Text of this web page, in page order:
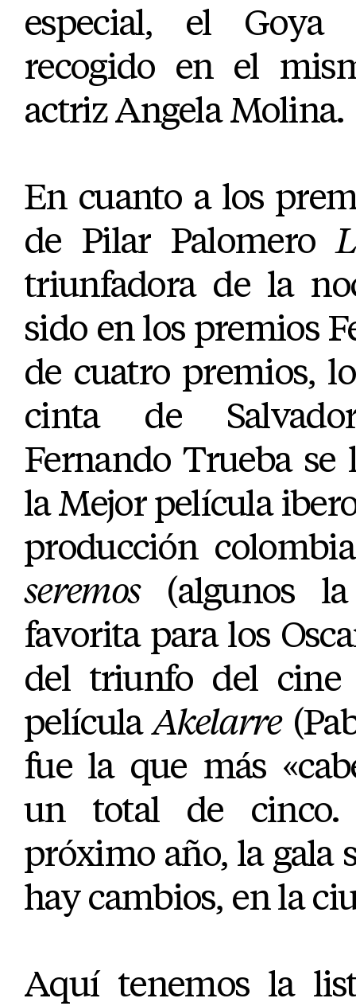
especial, el
recogido en el
actriz Angela Molina.
En cuanto a los
de Pilar Palomero
triunfadora de la
sido en los premios
de cuatro premios,
cinta de
Fernando Trueba
la Mejor película
producción
seremos(algunos la
favorita para los
del triunfo del cine
películaAkelarre
fue la que más
un total de cinco.
próximo año, la gala
hay cambios, en la
Aquí tenemos la